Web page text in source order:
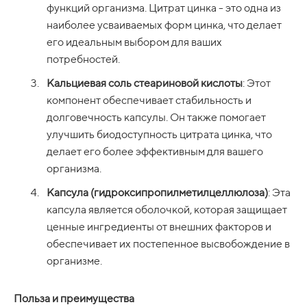
функций организма. Цитрат цинка - это одна из
наиболее усваиваемых форм цинка, что делает
его идеальным выбором для ваших
потребностей.
Кальциевая соль стеариновой кислоты: Этот
компонент обеспечивает стабильность и
долговечность капсулы. Он также помогает
улучшить биодоступность цитрата цинка, что
делает его более эффективным для вашего
организма.
Капсула (гидроксипропилметилцеллюлоза): Эта
капсула является оболочкой, которая защищает
ценные ингредиенты от внешних факторов и
обеспечивает их постепенное высвобождение в
организме.
Польза и преимущества